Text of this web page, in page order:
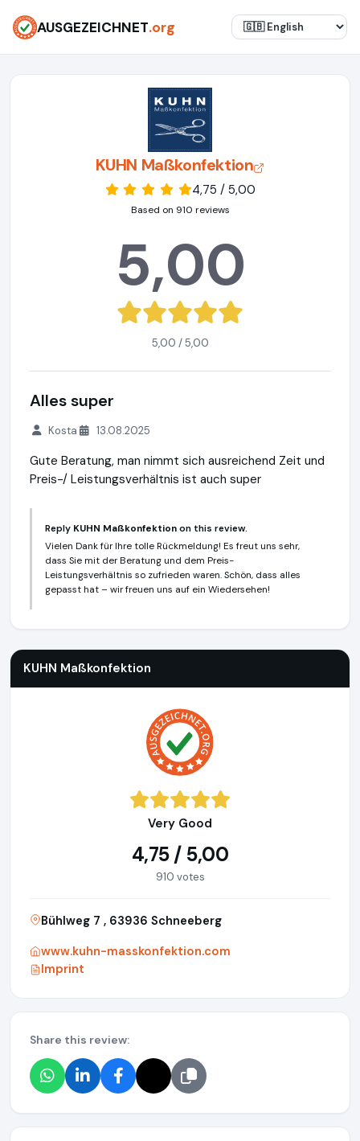
AUSGEZEICHNET.org
KUHN Maßkonfektion
4,75 / 5,00
Based on 910 reviews
5,00
5,00 / 5,00
Alles super
Kosta 13.08.2025
Gute Beratung, man nimmt sich ausreichend Zeit und
Preis-/ Leistungsverhältnis ist auch super
Reply KUHN Maßkonfektionon this review.
Vielen Dank für Ihre tolle Rückmeldung! Es freut uns sehr,
dass Sie mit der Beratung und dem Preis-
Leistungsverhältnis so zufrieden waren. Schön, dass alles
gepasst hat – wir freuen uns auf ein Wiedersehen!
KUHN Maßkonfektion
Very Good
4,75 / 5,00
910 votes
Bühlweg 7 , 63936 Schneeberg
www.kuhn-masskonfektion.com
Imprint
Share this review: